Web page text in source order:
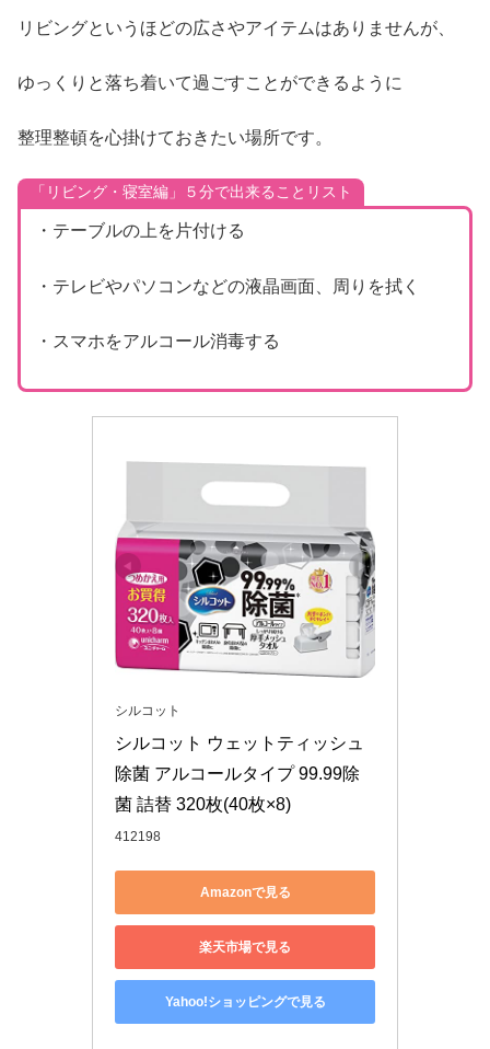
リビングというほどの広さやアイテムはありませんが、
ゆっくりと落ち着いて過ごすことができるように
整理整頓を心掛けておきたい場所です。
「リビング・寝室編」５分で出来ることリスト
・テーブルの上を片付ける
・テレビやパソコンなどの液晶画面、周りを拭く
・スマホをアルコール消毒する
シルコット
シルコット ウェットティッシュ
除菌 アルコールタイプ 99.99除
菌 詰替 320枚(40枚×8)
412198
Amazonで見る
楽天市場で見る
Yahoo!ショッピングで見る